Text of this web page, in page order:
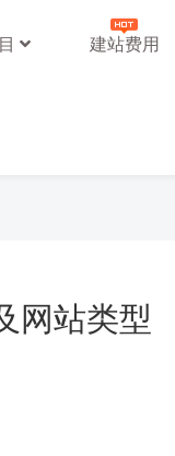
建站费用
网站类型